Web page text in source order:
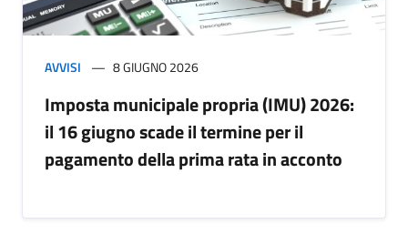
AVVISI 8 GIUGNO 2026
Imposta municipale propria (IMU) 2026:
il 16 giugno scade il termine per il
pagamento della prima rata in acconto